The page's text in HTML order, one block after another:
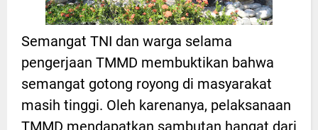
Semangat TNI dan warga selama
pengerjaan TMMD membuktikan bahwa
semangat gotong royong di masyarakat
masih tinggi. Oleh karenanya, pelaksanaan
TMMD mendapatkan sambutan hangat dari